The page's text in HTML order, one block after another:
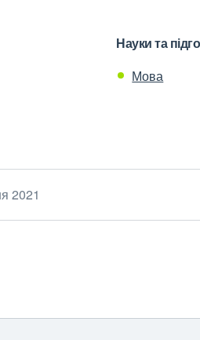
Науки та
Мова
2021